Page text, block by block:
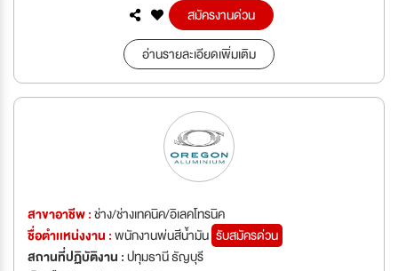
สมัครงานด่วน
อ่านรายละเอียดเพิ่มเติม
สาขาอาชีพ :ช่าง/ช่างเทคนิค/อิเลคโทรนิค
ชื่อตำเเหน่งงาน :พนักงานพ่นสีน้ำมัน รับสมัครด่วน
สถานที่ปฏิบัติงาน :ปทุมธานี ธัญบุรี